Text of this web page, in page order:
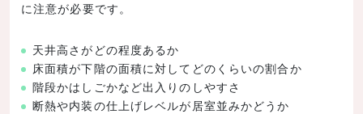
に注意が必要です。
天井高さがどの程度あるか
床面積が下階の面積に対してどのくらいの割合か
階段かはしごかなど出入りのしやすさ
断熱や内装の仕上げレベルが居室並みかどうか